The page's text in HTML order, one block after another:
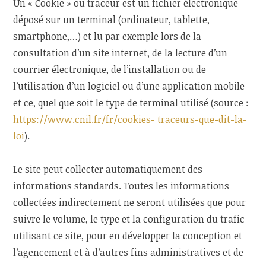
Un « Cookie » ou traceur est un fichier électronique
déposé sur un terminal (ordinateur, tablette,
smartphone,…) et lu par exemple lors de la
consultation d’un site internet, de la lecture d’un
courrier électronique, de l’installation ou de
l’utilisation d’un logiciel ou d’une application mobile
et ce, quel que soit le type de terminal utilisé (source :
https://www.cnil.fr/fr/cookies- traceurs-que-dit-la-
loi).
Le site peut collecter automatiquement des
informations standards. Toutes les informations
collectées indirectement ne seront utilisées que pour
suivre le volume, le type et la configuration du trafic
utilisant ce site, pour en développer la conception et
l’agencement et à d’autres fins administratives et de